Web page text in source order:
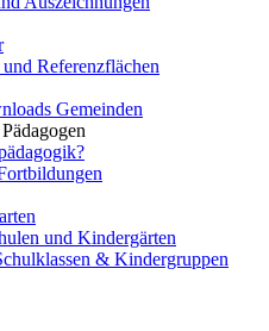
Referenzflächen
Gemeinden
und Kindergärten
& Kindergruppen